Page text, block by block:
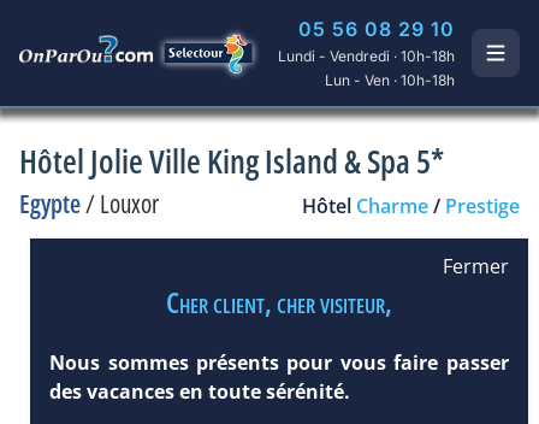
05 56 08 29 10
Lundi - Vendredi · 10h-18h
Lun - Ven · 10h-18h
Hôtel Jolie Ville King Island & Spa 5*
Egypte/Louxor Hôtel Charme/ Prestige
Fermer
Cher client, cher visiteur,
Nous sommes présents pour vous faire passer
des vacances en toute sérénité.